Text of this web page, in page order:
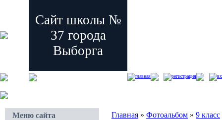
Сайт школы №
37 города
Выборга
главная регистрация
Меню сайта
Главная » Фотоальбом » 9 класс